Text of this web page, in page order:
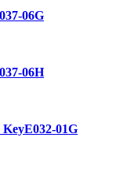
06G
06H
KeyE032-01G